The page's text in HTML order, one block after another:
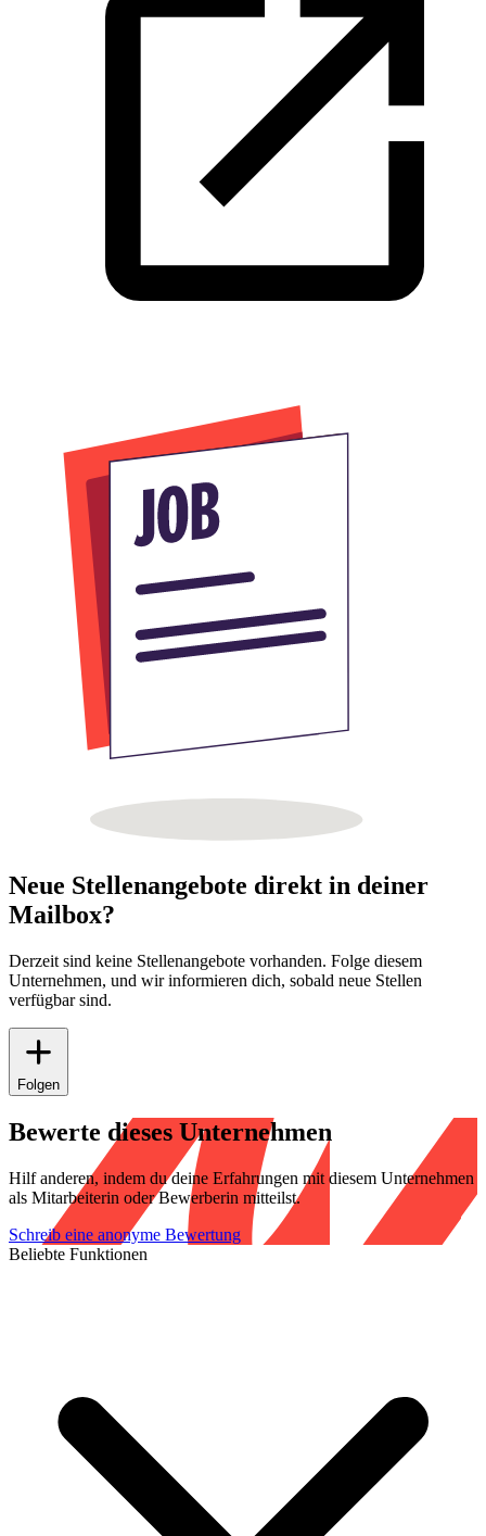
Neue Stellenangebote direkt in deiner
Mailbox?
Derzeit sind keine Stellenangebote vorhanden. Folge diesem
Unternehmen, und wir informieren dich, sobald neue Stellen
verfügbar sind.
Folgen
Bewerte dieses Unternehmen
Hilf anderen, indem du deine Erfahrungen mit diesem Unternehmen
als Mitarbeiterin oder Bewerberin mitteilst.
Schreib eine anonyme Bewertung
Beliebte Funktionen